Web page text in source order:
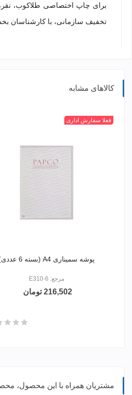
برای چاپ اختصاصی طلاکوب،
تخفیف سازمانی، با کارشناسان
کالاهای مشابه
بی
رنگ
فعلا سفارش اداری
پوشه سمیناری A4 (بسته 6 عددی)
مرجع: E310-6
216,502 تومان
مشتریان همراه با این محصول،